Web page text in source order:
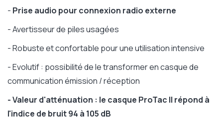
- Prise audio pour connexion radio externe
- Avertisseur de piles usagées
- Robuste et confortable pour une utilisation intensive
- Evolutif : possibilité de le transformer en casque de
communication émission / réception
- Valeur d'atténuation : le casque ProTac II répond à
l'indice de bruit 94 à 105 dB